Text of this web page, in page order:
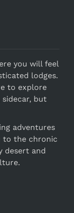
you will feel
lodges.
to explore
but
adventures
to the chronic
desert and